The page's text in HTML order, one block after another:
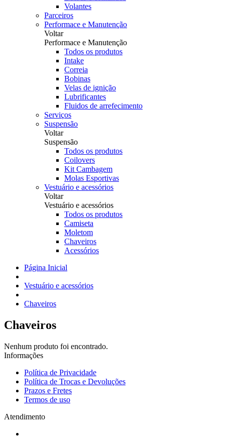
Volantes
Parceiros
Performace e Manutenção
Voltar
Performace e Manutenção
Todos os produtos
Intake
Correia
Bobinas
Velas de ignição
Lubrificantes
Fluidos de arrefecimento
Serviços
Suspensão
Voltar
Suspensão
Todos os produtos
Coilovers
Kit Cambagem
Molas Esportivas
Vestuário e acessórios
Voltar
Vestuário e acessórios
Todos os produtos
Camiseta
Moletom
Chaveiros
Acessórios
Página Inicial
Vestuário e acessórios
Chaveiros
Chaveiros
Nenhum produto foi encontrado.
Informações
Política de Privacidade
Política de Trocas e Devoluções
Prazos e Fretes
Termos de uso
Atendimento